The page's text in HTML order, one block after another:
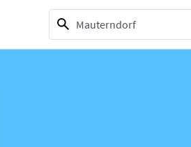
1 selection